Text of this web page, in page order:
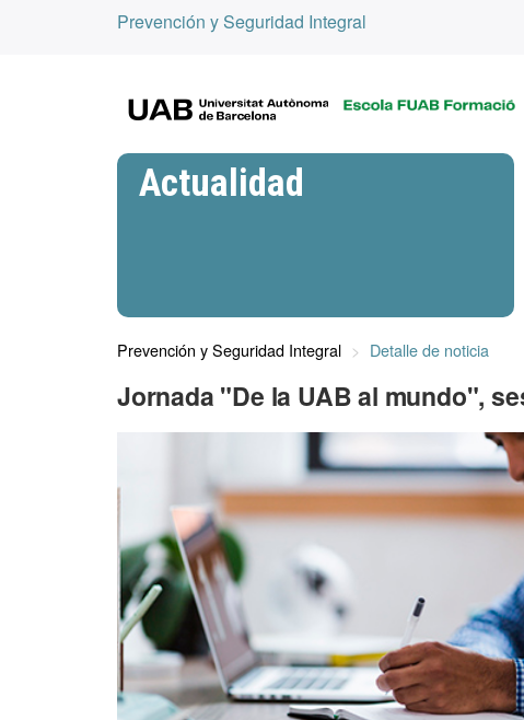
Prevención y Seguridad Integral
B
Actualidad
Prevención y Seguridad Integral Detalle de noticia
Jornada "De la UAB al mundo",